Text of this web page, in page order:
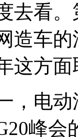
去看
造车
这方
，电
峰